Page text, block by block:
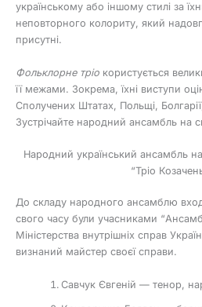
українському або іншому стилі за
неповторного колориту, який
присутні.
Фольклорне тріо користується
її межами. Зокрема, їхні виступи
Сполучених Штатах, Польщі,
Зустрічайте народний ансамбль на
Народний український ансамбль
“Тріо
До складу народного ансамблю
свого часу були учасниками
Міністерства внутрішніх справ
визнаний майстер своєї справи.
Савчук Євгеній — тенор,